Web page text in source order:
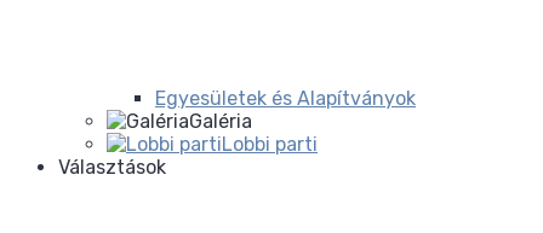
Egyesületek és Alapítványok
Galéria
Lobbi parti
Választások